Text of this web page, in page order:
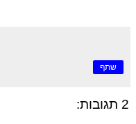
שתף
2 תגובות: